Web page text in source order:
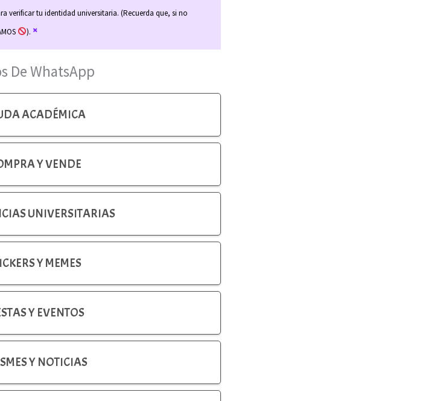
r
a
m
p
p
verificar tu identidad universitaria. (Recuerda que, si no
). ×
De WhatsApp
ACADÉMICA
Y VENDE
UNIVERSITARIAS
Y MEMES
Y EVENTOS
Y NOTICIAS